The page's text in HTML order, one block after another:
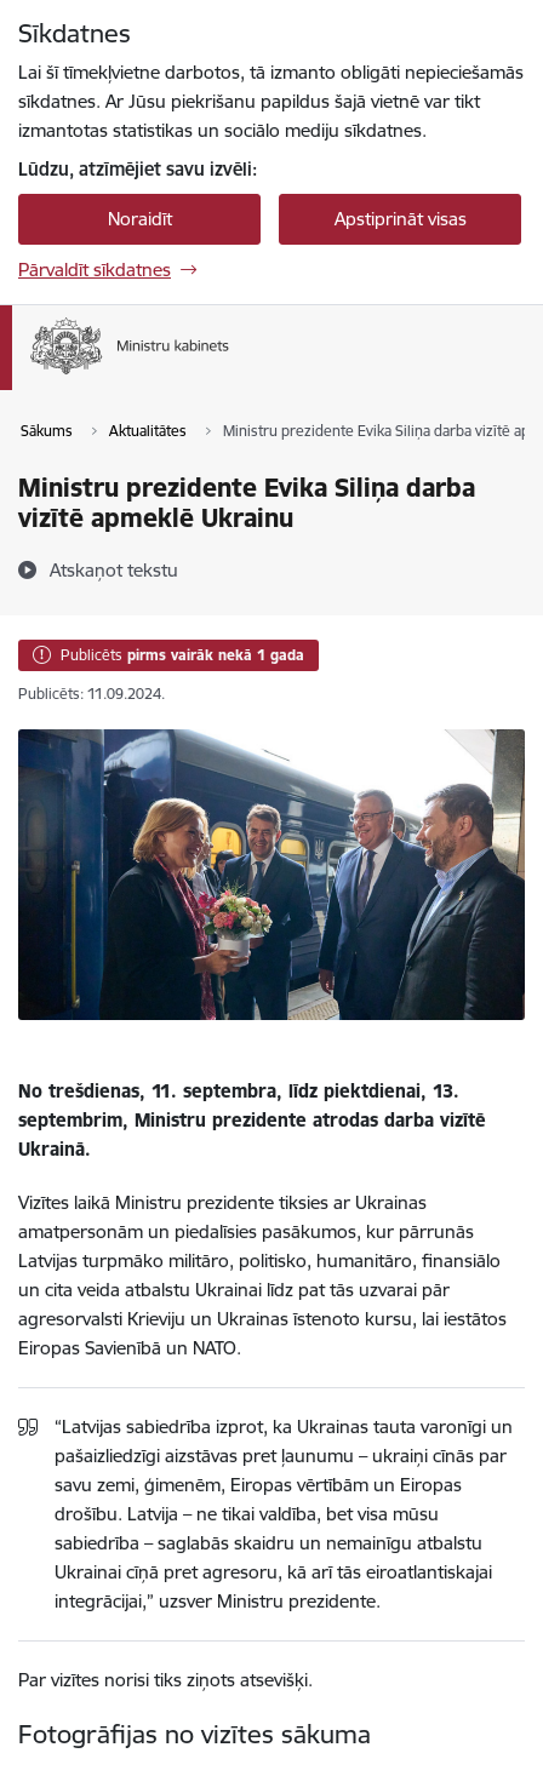
Sīkdatnes
Lai šī tīmekļvietne darbotos, tā izmanto obligāti nepieciešamās
sīkdatnes. Ar Jūsu piekrišanu papildus šajā vietnē var tikt
izmantotas statistikas un sociālo mediju sīkdatnes.
Lūdzu, atzīmējiet savu izvēli:
Noraidīt Apstiprināt visas
Pārvaldīt sīkdatnes
Sākums Aktualitātes Ministru prezidente Evika Siliņa darba vizītē
Ministru prezidente Evika Siliņa darba
vizītē apmeklē Ukrainu
Atskaņot tekstu
Publicēts pirms vairāk nekā 1 gada
Publicēts: 11.09.2024.
No trešdienas, 11. septembra, līdz piektdienai, 13.
septembrim, Ministru prezidente atrodas darba vizītē
Ukrainā.
Vizītes laikā Ministru prezidente tiksies ar Ukrainas
amatpersonām un piedalīsies pasākumos, kur pārrunās
Latvijas turpmāko militāro, politisko, humanitāro, finansiālo
un cita veida atbalstu Ukrainai līdz pat tās uzvarai pār
agresorvalsti Krieviju un Ukrainas īstenoto kursu, lai iestātos
Eiropas Savienībā un NATO.
“Latvijas sabiedrība izprot, ka Ukrainas tauta varonīgi un
pašaizliedzīgi aizstāvas pret ļaunumu – ukraiņi cīnās par
savu zemi, ģimenēm, Eiropas vērtībām un Eiropas
drošību. Latvija – ne tikai valdība, bet visa mūsu
sabiedrība – saglabās skaidru un nemainīgu atbalstu
Ukrainai cīņā pret agresoru, kā arī tās eiroatlantiskajai
integrācijai,” uzsver Ministru prezidente.
Par vizītes norisi tiks ziņots atsevišķi.
Fotogrāfijas no vizītes sākuma